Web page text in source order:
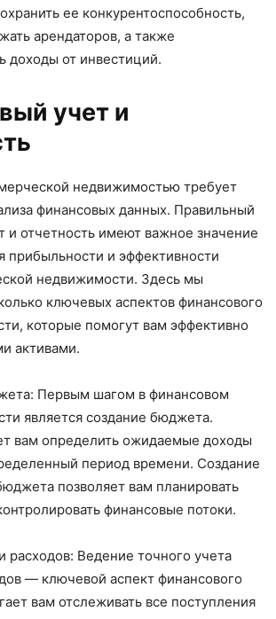
ее конкурентоспособность,
арендаторов, а также
доходы от инвестиций.
учет и
недвижимостью требует
финансовых данных. Правильный
и отчетность имеют важное значение
прибыльности и эффективности
недвижимости. Здесь мы
ключевых аспектов финансового
которые помогут вам эффективно
активами.
Первым шагом в финансовом
является создание бюджета.
вам определить ожидаемые доходы
период времени. Создание
позволяет вам планировать
финансовые потоки.
расходов: Ведение точного учета
— ключевой аспект финансового
вам отслеживать все поступления